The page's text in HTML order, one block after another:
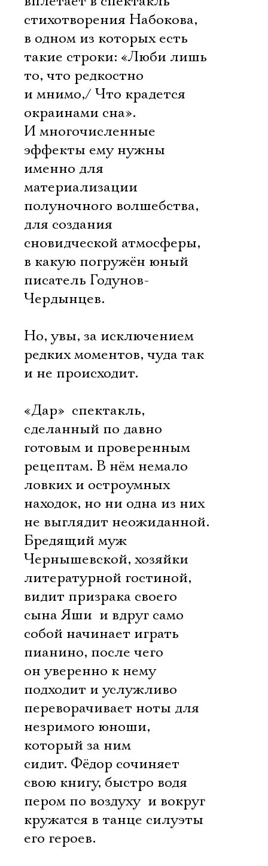
стихотворения Набокова,
в одном из которых есть
такие строки: «Люби лишь
то, что редкостно
и мнимо,/ Что крадется
окраинами сна».
И многочисленные
эффекты ему нужны
именно для
материализации
полуночного волшебства,
для создания
сновидческой атмосферы,
в какую погружён юный
писатель Годунов-
Чердынцев.
Но, увы, за исключением
редких моментов, чуда так
и не происходит.
«Дар»  спектакль,
сделанный по давно
готовым и проверенным
рецептам. В нём немало
ловких и остроумных
находок, но ни одна из них
не выглядит неожиданной.
Бредящий муж
Чернышевской, хозяйки
литературной гостиной,
видит призрака своего
сына Яши  и вдруг само
собой начинает играть
пианино, после чего
он уверенно к нему
подходит и услужливо
переворачивает ноты для
незримого юноши,
который за ним
сидит. Фёдор сочиняет
свою книгу, быстро водя
пером по воздуху  и вокруг
кружатся в танце силуэты
его героев.
Электропочта
Имя
Ознакомиться